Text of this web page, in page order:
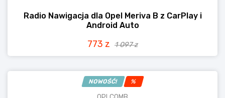
Radio Nawigacja dla Opel Meriva B z CarPlay i
Android Auto
773 z 1 097 z
NOWOŚĆ! %